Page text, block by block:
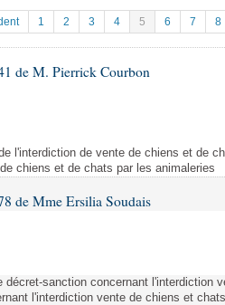
lois
des lois
de l'Assemblée ... )
1 2 3 4 5 6 7 8
de M. Pierrick Courbon
l'interdiction de vente de chiens et de
chiens et de chats par les animaleries
de Mme Ersilia Soudais
décret-sanction concernant l'interdiction
l'interdiction vente de chiens et chats